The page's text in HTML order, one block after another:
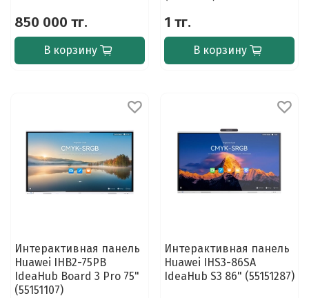
850 000 тг.
В корзину
1 тг.
В корзину
Интерактивная панель
Huawei IHB2-75PB
IdeaHub Board 3 Pro 75"
(55151107)
Интерактивная панель
Huawei IHS3-86SA
IdeaHub S3 86" (55151287)